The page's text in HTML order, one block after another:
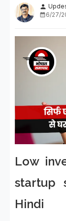
person
6/27/
Low
startup
Hindi